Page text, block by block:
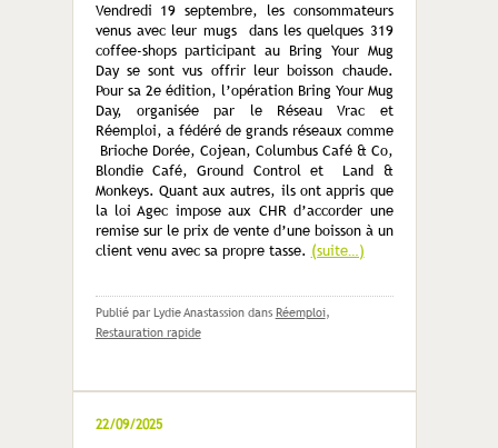
Vendredi 19 septembre, les consommateurs
venus avec leur mugs dans les quelques 319
coffee-shops participant au Bring Your Mug
Day se sont vus offrir leur boisson chaude.
Pour sa 2eédition, l’opération Bring Your Mug
Day, organisée par le Réseau Vrac et
Réemploi, a fédéré de grands réseaux comme
Brioche Dorée, Cojean, Columbus Café & Co,
Blondie Café, Ground Control et Land &
Monkeys. Quant aux autres, ils ont appris que
la loi Agec impose aux CHR d’accorder une
remise sur le prix de vente d’une boisson à un
client venu avec sa propre tasse. (suite…)
Publié par Lydie Anastassion dans Réemploi,
Restauration rapide
22/09/2025